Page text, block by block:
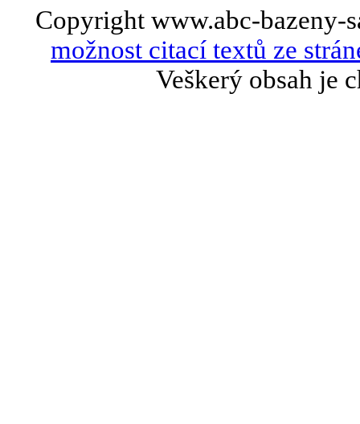
Copyright www.abc-bazeny-
možnost citací textů ze
Veškerý obsah je